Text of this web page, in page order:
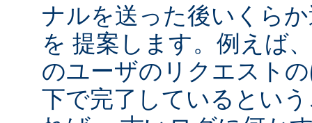
ナルを送った後いくら
を 提案します。例えば
のユーザのリクエスト
下で完了しているとい